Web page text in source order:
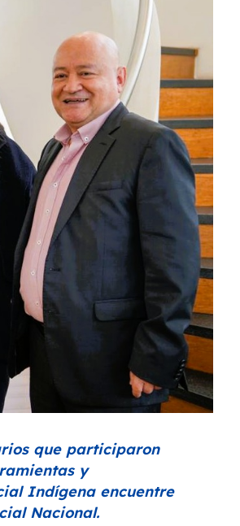
que participaron
y
Indígena encuentre
Nacional.